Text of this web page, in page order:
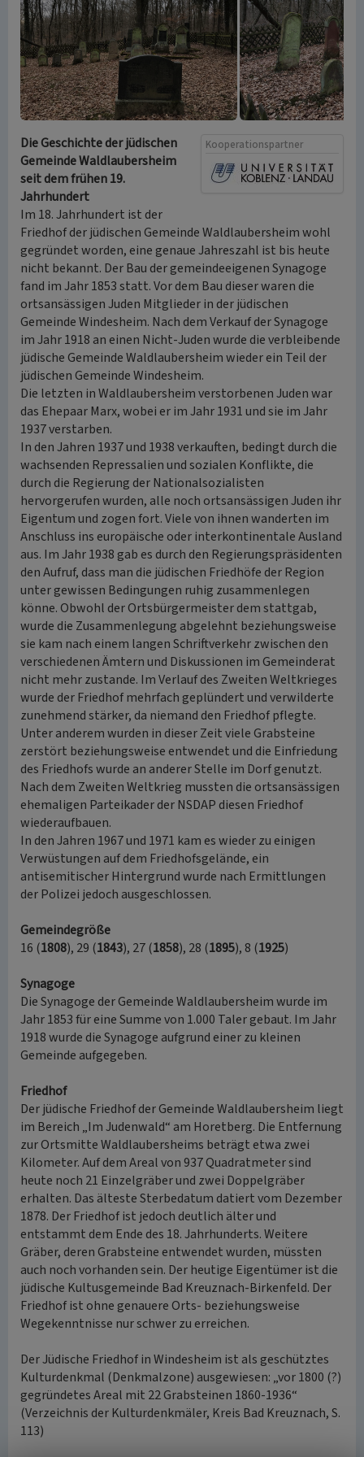
Kooperationspartner
Die Geschichte der jüdischen
Gemeinde Waldlaubersheim
seit dem frühen 19.
Jahrhundert
Im 18. Jahrhundert ist der
Friedhof der jüdischen Gemeinde Waldlaubersheim wohl
gegründet worden, eine genaue Jahreszahl ist bis heute
nicht bekannt. Der Bau der gemeindeeigenen Synagoge
fand im Jahr 1853 statt. Vor dem Bau dieser waren die
ortsansässigen Juden Mitglieder in der jüdischen
Gemeinde Windesheim. Nach dem Verkauf der Synagoge
im Jahr 1918 an einen Nicht-Juden wurde die verbleibende
jüdische Gemeinde Waldlaubersheim wieder ein Teil der
jüdischen Gemeinde Windesheim.
Die letzten in Waldlaubersheim verstorbenen Juden war
das Ehepaar Marx, wobei er im Jahr 1931 und sie im Jahr
1937 verstarben.
In den Jahren 1937 und 1938 verkauften, bedingt durch die
wachsenden Repressalien und sozialen Konflikte, die
durch die Regierung der Nationalsozialisten
hervorgerufen wurden, alle noch ortsansässigen Juden ihr
Eigentum und zogen fort. Viele von ihnen wanderten im
Anschluss ins europäische oder interkontinentale Ausland
aus. Im Jahr 1938 gab es durch den Regierungspräsidenten
den Aufruf, dass man die jüdischen Friedhöfe der Region
unter gewissen Bedingungen ruhig zusammenlegen
könne. Obwohl der Ortsbürgermeister dem stattgab,
wurde die Zusammenlegung abgelehnt beziehungsweise
sie kam nach einem langen Schriftverkehr zwischen den
verschiedenen Ämtern und Diskussionen im Gemeinderat
nicht mehr zustande. Im Verlauf des Zweiten Weltkrieges
wurde der Friedhof mehrfach geplündert und verwilderte
zunehmend stärker, da niemand den Friedhof pflegte.
Unter anderem wurden in dieser Zeit viele Grabsteine
zerstört beziehungsweise entwendet und die Einfriedung
des Friedhofs wurde an anderer Stelle im Dorf genutzt.
Nach dem Zweiten Weltkrieg mussten die ortsansässigen
ehemaligen Parteikader der NSDAP diesen Friedhof
wiederaufbauen.
In den Jahren 1967 und 1971 kam es wieder zu einigen
Verwüstungen auf dem Friedhofsgelände, ein
antisemitischer Hintergrund wurde nach Ermittlungen
der Polizei jedoch ausgeschlossen.
Gemeindegröße
16 (1808), 29 (1843), 27 (1858), 28 (1895), 8 (1925)
Synagoge
Die Synagoge der Gemeinde Waldlaubersheim wurde im
Jahr 1853 für eine Summe von 1.000 Taler gebaut. Im Jahr
1918 wurde die Synagoge aufgrund einer zu kleinen
Gemeinde aufgegeben.
Friedhof
Der jüdische Friedhof der Gemeinde Waldlaubersheim liegt
im Bereich „Im Judenwald“ am Horetberg. Die Entfernung
zur Ortsmitte Waldlaubersheims beträgt etwa zwei
Kilometer. Auf dem Areal von 937 Quadratmeter sind
heute noch 21 Einzelgräber und zwei Doppelgräber
erhalten. Das älteste Sterbedatum datiert vom Dezember
1878. Der Friedhof ist jedoch deutlich älter und
entstammt dem Ende des 18. Jahrhunderts. Weitere
Gräber, deren Grabsteine entwendet wurden, müssten
auch noch vorhanden sein. Der heutige Eigentümer ist die
jüdische Kultusgemeinde Bad Kreuznach-Birkenfeld. Der
Friedhof ist ohne genauere Orts- beziehungsweise
Wegekenntnisse nur schwer zu erreichen.
Der Jüdische Friedhof in Windesheim ist als geschütztes
Kulturdenkmal (Denkmalzone) ausgewiesen: „vor 1800 (?)
gegründetes Areal mit 22 Grabsteinen 1860-1936“
(Verzeichnis der Kulturdenkmäler, Kreis Bad Kreuznach, S.
113)